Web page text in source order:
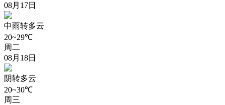
08月17日
中雨转多云
20~29℃
周二
08月18日
阴转多云
20~30℃
周三